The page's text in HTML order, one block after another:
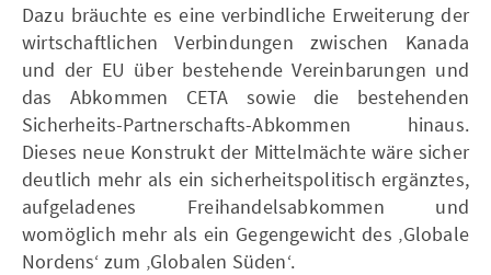
Dazu bräuchte es eine verbindliche Erweiterung der
wirtschaftlichen Verbindungen zwischen Kanada
und der EU über bestehende Vereinbarungen und
das Abkommen CETA sowie die bestehenden
Sicherheits-Partnerschafts-Abkommen hinaus.
Dieses neue Konstrukt der Mittelmächte wäre sicher
deutlich mehr als ein sicherheitspolitisch ergänztes,
aufgeladenes Freihandelsabkommen und
womöglich mehr als ein Gegengewicht des ‚Globale
Nordens‘ zum ‚Globalen Süden‘.